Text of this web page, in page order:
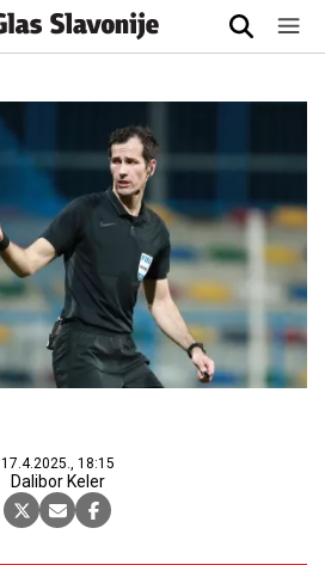
17.4.2025., 18:15
Dalibor Keler